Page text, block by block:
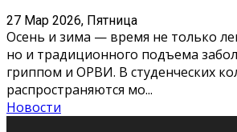
27 Мар 2026, Пятница
Осень и зима — время не только
но и традиционного подъема
гриппом и ОРВИ. В студенческих
распространяются мо...
Новости